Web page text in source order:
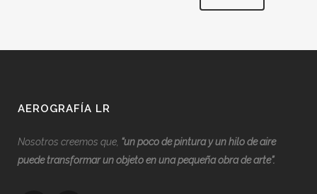
AEROGRAFÍA LR
Nosotros creemos que, “un poco de pintura y un hilo de aire
puede transformar un objeto en una pequeña obra de arte”.